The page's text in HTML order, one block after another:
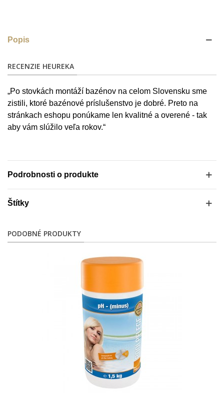
Popis
RECENZIE HEUREKA
„Po stovkách montáží bazénov na celom Slovensku sme
zistili, ktoré bazénové príslušenstvo je dobré. Preto na
stránkach eshopu ponúkame len kvalitné a overené - tak
aby vám slúžilo veľa rokov.“
Podrobnosti o produkte
Štítky
PODOBNÉ PRODUKTY